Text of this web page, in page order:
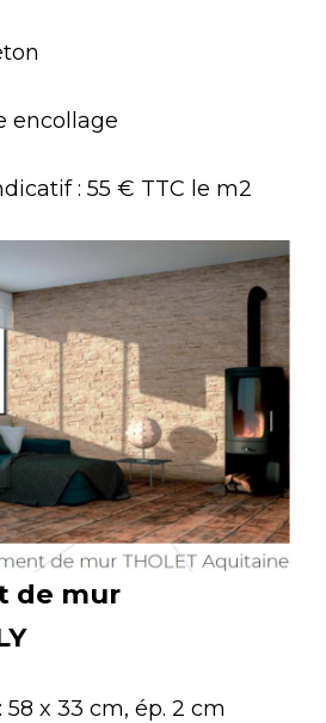
encollage
: 55 € TTC le m2
de mur
x 33 cm, ép. 2 cm